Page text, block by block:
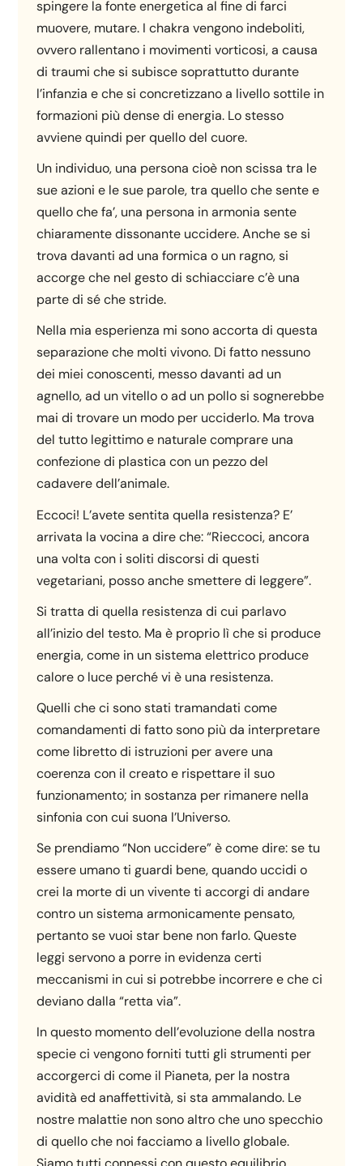
spingere la fonte energetica al fine di farci
muovere, mutare. I chakra vengono indeboliti,
ovvero rallentano i movimenti vorticosi, a causa
di traumi che si subisce soprattutto durante
l’infanzia e che si concretizzano a livello sottile in
formazioni più dense di energia. Lo stesso
avviene quindi per quello del cuore.
Un individuo, una persona cioè non scissa tra le
sue azioni e le sue parole, tra quello che sente e
quello che fa’, una persona in armonia sente
chiaramente dissonante uccidere. Anche se si
trova davanti ad una formica o un ragno, si
accorge che nel gesto di schiacciare c’è una
parte di sé che stride.
Nella mia esperienza mi sono accorta di questa
separazione che molti vivono. Di fatto nessuno
dei miei conoscenti, messo davanti ad un
agnello, ad un vitello o ad un pollo si sognerebbe
mai di trovare un modo per ucciderlo. Ma trova
del tutto legittimo e naturale comprare una
confezione di plastica con un pezzo del
cadavere dell’animale.
Eccoci! L’avete sentita quella resistenza? E’
arrivata la vocina a dire che: “Rieccoci, ancora
una volta con i soliti discorsi di questi
vegetariani, posso anche smettere di leggere”.
Si tratta di quella resistenza di cui parlavo
all’inizio del testo. Ma è proprio lì che si produce
energia, come in un sistema elettrico produce
calore o luce perché vi è una resistenza.
Quelli che ci sono stati tramandati come
comandamenti di fatto sono più da interpretare
come libretto di istruzioni per avere una
coerenza con il creato e rispettare il suo
funzionamento; in sostanza per rimanere nella
sinfonia con cui suona l’Universo.
Se prendiamo “Non uccidere” è come dire: se tu
essere umano ti guardi bene, quando uccidi o
crei la morte di un vivente ti accorgi di andare
contro un sistema armonicamente pensato,
pertanto se vuoi star bene non farlo. Queste
leggi servono a porre in evidenza certi
meccanismi in cui si potrebbe incorrere e che ci
deviano dalla “retta via”.
In questo momento dell’evoluzione della nostra
specie ci vengono forniti tutti gli strumenti per
accorgerci di come il Pianeta, per la nostra
avidità ed anaffettività, si sta ammalando. Le
nostre malattie non sono altro che uno specchio
di quello che noi facciamo a livello globale.